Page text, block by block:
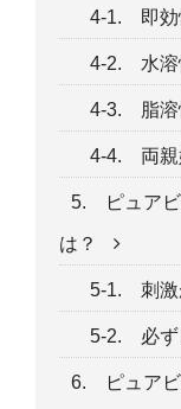
4-1. 即効
4-2. 水溶
4-3. 脂溶
4-4. 両親
5. ピュアビ
は？
5-1. 刺激
5-2. 必ず
6. ピュアビ